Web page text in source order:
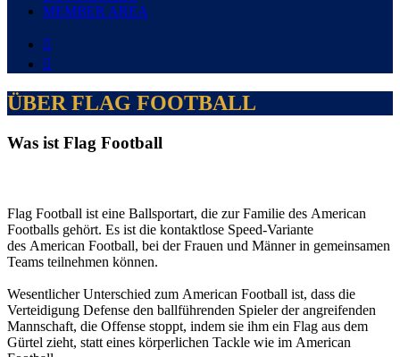
MEMBER AREA


ÜBER FLAG FOOTBALL
Was ist Flag Football
Flag Football ist eine Ballsportart, die zur Familie des American
Footballs gehört. Es ist die kontaktlose Speed-Variante
des American Football, bei der Frauen und Männer in gemeinsamen
Teams teilnehmen können.
Wesentlicher Unterschied zum American Football ist, dass die
Verteidigung Defense den ballführenden Spieler der angreifenden
Mannschaft, die Offense stoppt, indem sie ihm ein Flag aus dem
Gürtel zieht, statt eines körperlichen Tackle wie im American